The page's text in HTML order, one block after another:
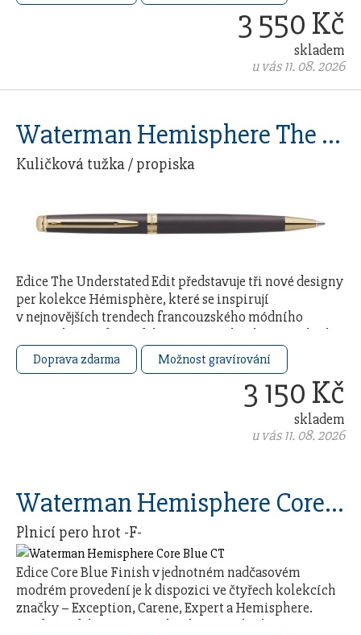
3 550 Kč
skladem
u vás 11. 08. 2026
Waterman Hemisphere The Understated Edit Lava GT
Kuličková tužka / propiska
Edice The Understated Edit představuje tři nové designy
per kolekce Hémisphère, které se inspirují
v nejnovějších trendech francouzského módního
průmyslu. Každý model čerpá ze 140letého řemeslného
…
Doprava zdarma Možnost gravírování
3 150 Kč
skladem
u vás 11. 08. 2026
Waterman Hemisphere Core Blue CT
Plnicí pero hrot -F-
Edice Core Blue Finish v jednotném nadčasovém
modrém provedení je k dispozici ve čtyřech kolekcích
značky – Exception, Carene, Expert a Hemisphere.
Každý model čerpá ze 140letého řemeslného …